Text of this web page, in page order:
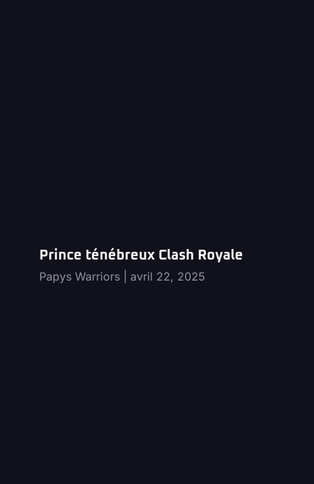
Prince ténébreux Clash Royale
Papys Warriors
avril 22, 2025